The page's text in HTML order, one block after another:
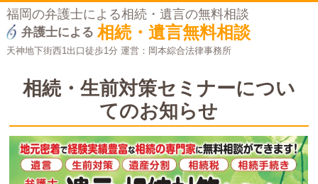
福岡の弁護士による相続・遺言の無料相談
弁護士による 相続・遺言無料相談
天神地下街西1出口徒歩1分 運営：岡本綜合法律事務所
相続・生前対策セミナーについ
てのお知らせ